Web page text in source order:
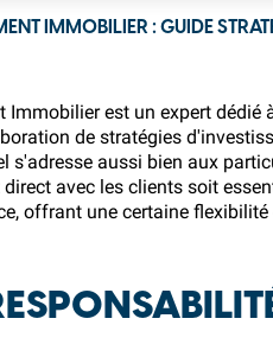
IMMOBILIER : GUIDE
Immobilier est un expert
de stratégies
s'adresse aussi bien aux
avec les clients soit
offrant une certaine